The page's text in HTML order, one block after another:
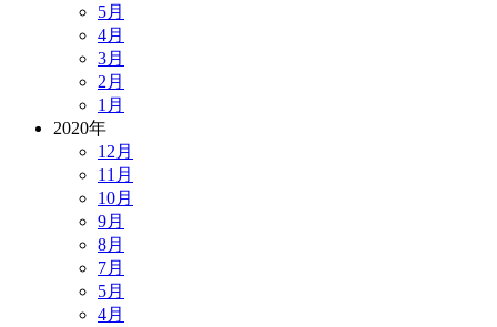
5月
4月
3月
2月
1月
2020年
12月
11月
10月
9月
8月
7月
5月
4月